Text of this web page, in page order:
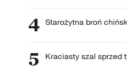
4 Starożytna broń
5 Kraciasty szal sprzed